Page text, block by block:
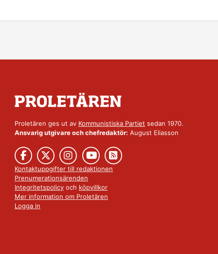
Proletären ges ut av Kommunistiska Partiet sedan 1970.
Ansvarig utgivare och chefredaktör: August Eliasson
Kontaktuppgifter till redaktionen
Prenumerationsärenden
Integritetspolicy och köpvillkor
Mer information om Proletären
Logga in